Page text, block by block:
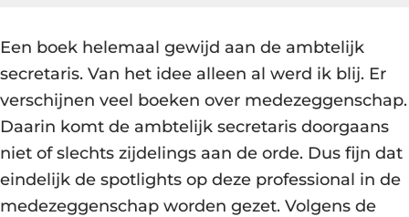
Een boek helemaal gewijd aan de ambtelijk
secretaris. Van het idee alleen al werd ik blij. Er
verschijnen veel boeken over medezeggenschap.
Daarin komt de ambtelijk secretaris doorgaans
niet of slechts zijdelings aan de orde. Dus fijn dat
eindelijk de spotlights op deze professional in de
medezeggenschap worden gezet. Volgens de